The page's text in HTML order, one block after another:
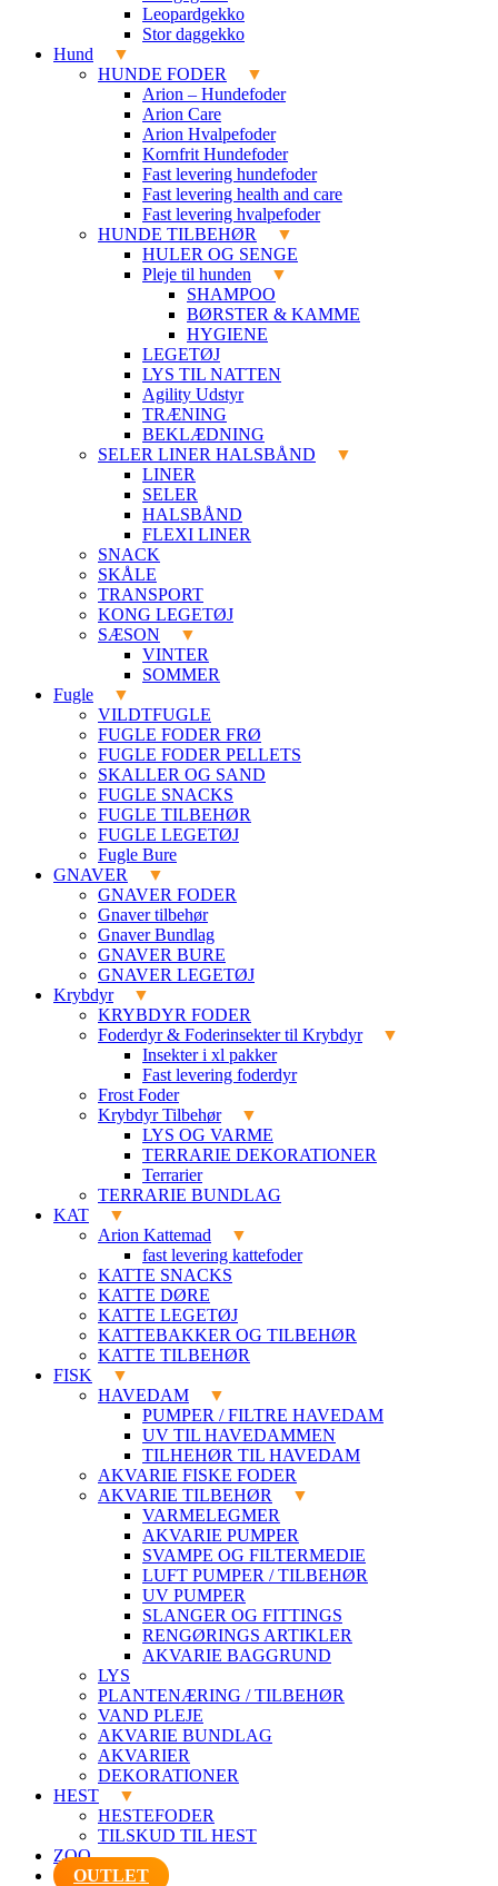
Leopardgekko
Stor daggekko
Hund
HUNDE FODER
Arion – Hundefoder
Arion Care
Arion Hvalpefoder
Kornfrit Hundefoder
Fast levering hundefoder
Fast levering health and care
Fast levering hvalpefoder
HUNDE TILBEHØR
HULER OG SENGE
Pleje til hunden
SHAMPOO
BØRSTER & KAMME
HYGIENE
LEGETØJ
LYS TIL NATTEN
Agility Udstyr
TRÆNING
BEKLÆDNING
SELER LINER HALSBÅND
LINER
SELER
HALSBÅND
FLEXI LINER
SNACK
SKÅLE
TRANSPORT
KONG LEGETØJ
SÆSON
VINTER
SOMMER
Fugle
VILDTFUGLE
FUGLE FODER FRØ
FUGLE FODER PELLETS
SKALLER OG SAND
FUGLE SNACKS
FUGLE TILBEHØR
FUGLE LEGETØJ
Fugle Bure
GNAVER
GNAVER FODER
Gnaver tilbehør
Gnaver Bundlag
GNAVER BURE
GNAVER LEGETØJ
Krybdyr
KRYBDYR FODER
Foderdyr & Foderinsekter til Krybdyr
Insekter i xl pakker
Fast levering foderdyr
Frost Foder
Krybdyr Tilbehør
LYS OG VARME
TERRARIE DEKORATIONER
Terrarier
TERRARIE BUNDLAG
KAT
Arion Kattemad
fast levering kattefoder
KATTE SNACKS
KATTE DØRE
KATTE LEGETØJ
KATTEBAKKER OG TILBEHØR
KATTE TILBEHØR
FISK
HAVEDAM
PUMPER / FILTRE HAVEDAM
UV TIL HAVEDAMMEN
TILHEHØR TIL HAVEDAM
AKVARIE FISKE FODER
AKVARIE TILBEHØR
VARMELEGMER
AKVARIE PUMPER
SVAMPE OG FILTERMEDIE
LUFT PUMPER / TILBEHØR
UV PUMPER
SLANGER OG FITTINGS
RENGØRINGS ARTIKLER
AKVARIE BAGGRUND
LYS
PLANTENÆRING / TILBEHØR
VAND PLEJE
AKVARIE BUNDLAG
AKVARIER
DEKORATIONER
HEST
HESTEFODER
TILSKUD TIL HEST
ZOO
OUTLET